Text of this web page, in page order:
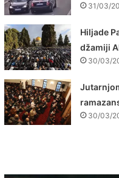
31/03/
Hiljade
džamiji
30/03/
30/03/